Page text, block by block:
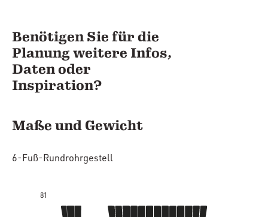
Benötigen Sie für die
Planung weitere Infos,
Daten oder
Inspiration?
Maße und Gewicht
6-Fuß-Rundrohrgestell
81